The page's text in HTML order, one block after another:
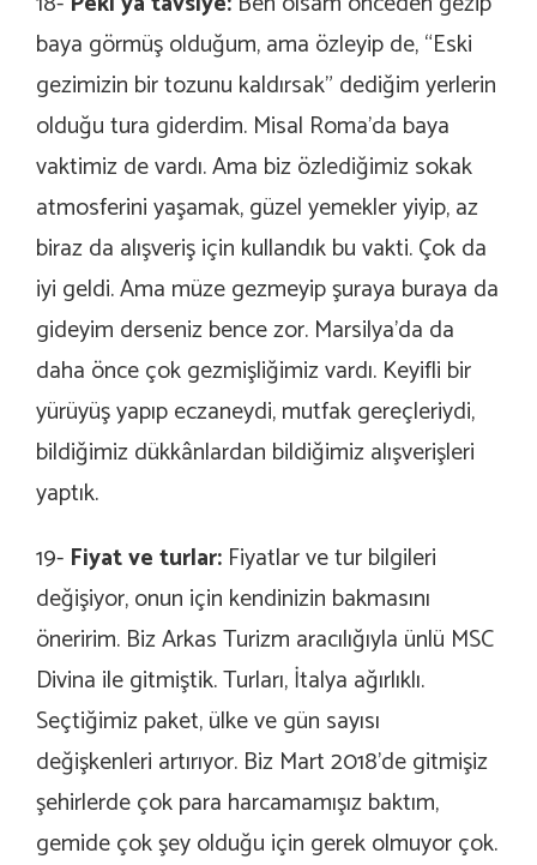
baya görmüş olduğum, ama özleyip de, “Eski
gezimizin bir tozunu kaldırsak” dediğim yerlerin
olduğu tura giderdim. Misal Roma’da baya
vaktimiz de vardı. Ama biz özlediğimiz sokak
atmosferini yaşamak, güzel yemekler yiyip, az
biraz da alışveriş için kullandık bu vakti. Çok da
iyi geldi. Ama müze gezmeyip şuraya buraya da
gideyim derseniz bence zor. Marsilya’da da
daha önce çok gezmişliğimiz vardı. Keyifli bir
yürüyüş yapıp eczaneydi, mutfak gereçleriydi,
bildiğimiz dükkânlardan bildiğimiz alışverişleri
yaptık.
19- Fiyat ve turlar: Fiyatlar ve tur bilgileri
değişiyor, onun için kendinizin bakmasını
öneririm. Biz Arkas Turizm aracılığıyla ünlü MSC
Divina ile gitmiştik. Turları, İtalya ağırlıklı.
Seçtiğimiz paket, ülke ve gün sayısı
değişkenleri artırıyor. Biz Mart 2018’de gitmişiz
şehirlerde çok para harcamamışız baktım,
gemide çok şey olduğu için gerek olmuyor çok.